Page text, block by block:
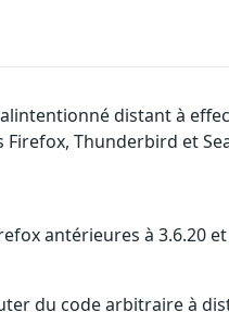
distant à
Thunderbird et
antérieures à 3.6.20
du code arbitraire à